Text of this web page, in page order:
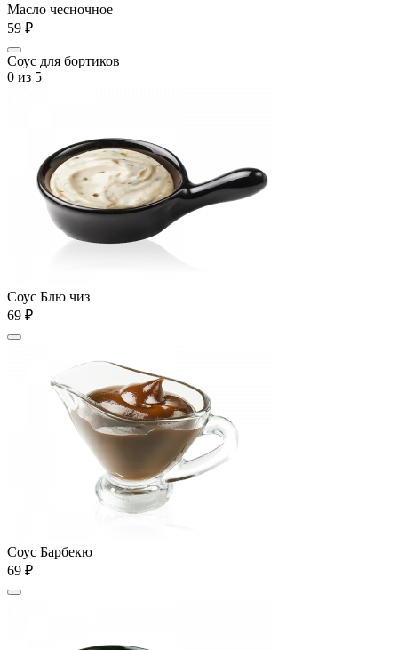
Масло чесночное
59 ₽
Соус для бортиков
0 из 5
Соус Блю чиз
69 ₽
Соус Барбекю
69 ₽